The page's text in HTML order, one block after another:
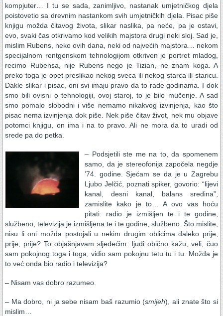
kompjuter… I tu se sada, zanimljivo, nastanak umjetničkog djela
poistovetio sa drevnim nastankom svih umjetničkih djela. Pisac piše
knjigu možda čitavog života, slikar naslika, pa neće, pa je ostavi,
evo, svaki čas otkrivamo kod velikih majstora drugi neki sloj. Sad je,
mislim Rubens, neko ovih dana, neki od najvećih majstora… nekom
specijalnom rentgenskom tehnologijom otkriven je portret mladog,
recimo Rubensa, nije Rubens nego je Tizian, ne znam koga. A
preko toga je opet preslikao nekog sveca ili nekog starca ili staricu.
Dakle slikar i pisac, oni svi imaju pravo da to rade godinama. I dok
smo bili ovisni o tehnologiji, ovoj staroj, to je bilo mučenje. A sad
smo pomalo slobodni i više nemamo nikakvog izvinjenja, kao što
pisac nema izvinjenja dok piše. Nek piše čitav život, nek mu objave
potomci knjigu, on ima i na to pravo. Ali ne mora da to uradi od
srede pa do petka.
– Podsjetili ste me na to, da spomenem
samo, da je stereofonija započela negdje
’74. godine. Sjećam se da je u Zagrebu
Ljubo Jelčić, poznati spiker, govorio: “lijevi
kanal, desni kanal, balans sredina”,
zamislite kako je to… A ovo vas hoću
pitati: radio je izmišljen te i te godine,
službeno, televizija je izmišljena te i te godine, službeno. Što mislite,
nisu li oni možda postojali u nekim drugim oblicima daleko prije,
prije, prije? To objašnjavam sljedećim: ljudi obično kažu, veli, čuo
sam pokojnog toga i toga, vidio sam pokojnu tetu tu i tu. Možda je
to već onda bio radio i televizija?
– Nisam vas dobro razumeo.
– Ma dobro, ni ja sebe nisam baš razumio (smijeh), ali znate što si
mislim…